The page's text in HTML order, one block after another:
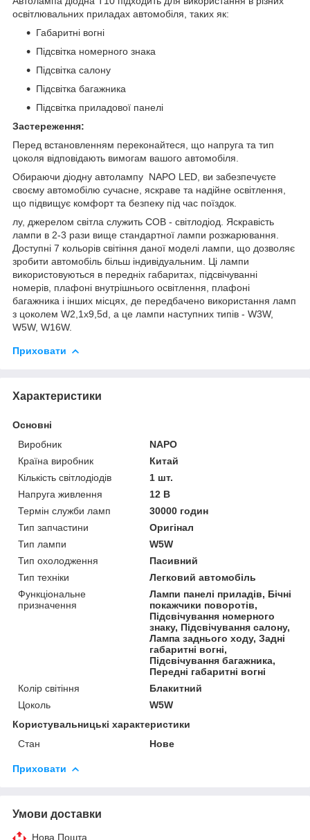
освітлювальних приладах автомобіля, таких як:
Габаритні вогні
Підсвітка номерного знака
Підсвітка салону
Підсвітка багажника
Підсвітка приладової панелі
Застереження:
Перед встановленням переконайтеся, що напруга та тип
цоколя відповідають вимогам вашого автомобіля.
Обираючи діодну автолампу NAPO LED, ви забезпечуєте
своєму автомобілю сучасне, яскраве та надійне освітлення,
що підвищує комфорт та безпеку під час поїздок.
лу, джерелом світла служить COB - світлодіод. Яскравість
лампи в 2-3 рази вище стандартної лампи розжарювання.
Доступні 7 кольорів світіння даної моделі лампи, що дозволяє
зробити автомобіль більш індивідуальним. Ці лампи
використовуються в передніх габаритах, підсвічуванні
номерів, плафоні внутрішнього освітлення, плафоні
багажника і інших місцях, де передбачено використання ламп
з цоколем W2,1x9,5d, а це лампи наступних типів - W3W,
W5W, W16W.
Приховати
Характеристики
Основні
Виробник
NAPO
Країна виробник
Китай
Кількість світлодіодів
1 шт.
Напруга живлення
12 В
Термін служби ламп
30000 годин
Тип запчастини
Оригінал
Тип лампи
W5W
Тип охолодження
Пасивний
Тип техніки
Легковий автомобіль
Функціональне
призначення
Лампи панелі приладів, Бічні
покажчики поворотів,
Підсвічування номерного
знаку, Підсвічування салону,
Лампа заднього ходу, Задні
габаритні вогні,
Підсвічування багажника,
Передні габаритні вогні
Колір світіння
Блакитний
Цоколь
W5W
Користувальницькі характеристики
Стан
Нове
Приховати
Умови доставки
Нова Пошта